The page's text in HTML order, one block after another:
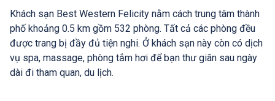
Khách sạn Best Western Felicity nằm cách trung tâm thành
phố khoảng 0.5 km gồm 532 phòng. Tất cả các phòng đều
được trang bị đầy đủ tiện nghi. Ở khách sạn này còn có dịch
vụ spa, massage, phòng tắm hơi để bạn thư giãn sau ngày
dài đi tham quan, du lịch.